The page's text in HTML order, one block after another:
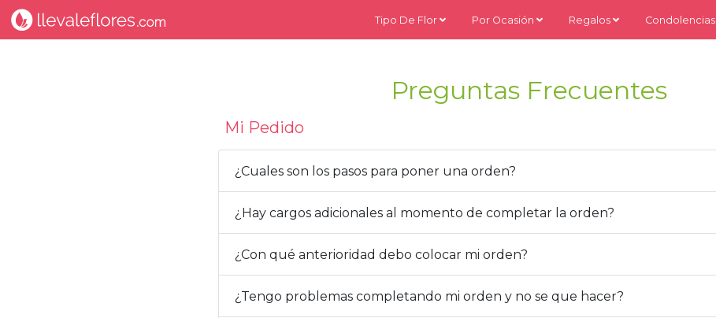
Tipo De Flor Por Ocasión Regalos Condolencias
Preguntas Frecuentes
Mi Pedido
¿Cuales son los pasos para poner una orden?
¿Hay cargos adicionales al momento de completar la orden?
¿Con qué anterioridad debo colocar mi orden?
¿Tengo problemas completando mi orden y no se que hacer?